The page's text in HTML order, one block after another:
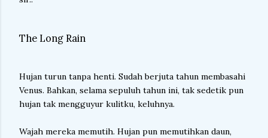
The Long Rain
Hujan turun tanpa henti. Sudah berjuta tahun membasahi
Venus. Bahkan, selama sepuluh tahun ini, tak sedetik pun
hujan tak mengguyur kulitku, keluhnya.
Wajah mereka memutih. Hujan pun memutihkan daun,